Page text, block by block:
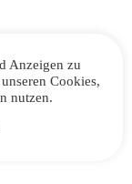
sind
die ihre
entspannter
auf den
und
Anzeigen zu
Cookies,
nutzen.